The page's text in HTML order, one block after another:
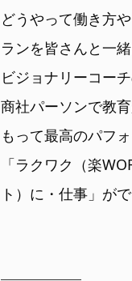
どうやって働き方
ランを皆さんと一
ビジョナリーコー
商社パーソンで教
もって最高のパフ
「ラクワク（楽
ト）に・仕事」が